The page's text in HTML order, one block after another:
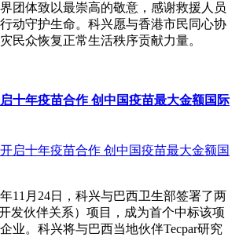
团体致以最崇高的敬意，感谢救援人员
动守护生命。科兴愿与香港市民同心协
民众恢复正常生活秩序贡献力量。
十年疫苗合作 创中国疫苗最大金额国际
11月24日，科兴与巴西卫生部签署了两
发伙伴关系）项目，成为首个中标该项
业。科兴将与巴西当地伙伴Tecpar研究